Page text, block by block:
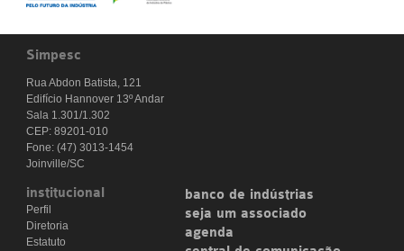
Simpesc
Rua Abdon Batista, 121
Edifício Hannover 13º Andar
Sala 1.301/1.302
CEP: 89201-010
Fone: (47) 3013-1454
Joinville/SC
institucional
Perfil
Diretoria
Estatuto
banco de indústrias
seja um associado
agenda